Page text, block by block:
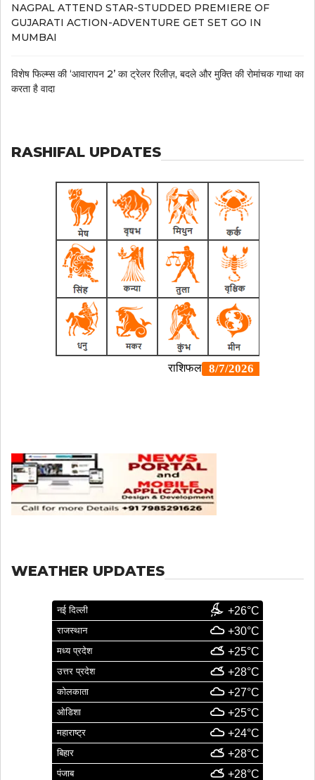
NAGPAL ATTEND STAR-STUDDED PREMIERE OF
GUJARATI ACTION-ADVENTURE GET SET GO IN
MUMBAI
विशेष फिल्म्स की ‘आवारापन 2’ का ट्रेलर रिलीज़, बदले और मुक्ति की रोमांचक गाथा का
करता है वादा
RASHIFAL UPDATES
WEATHER UPDATES
नई दिल्ली +26°C
राजस्थान +30°C
मध्य प्रदेश +25°C
उत्तर प्रदेश +28°C
कोलकाता +27°C
ओडिशा +25°C
महाराष्ट्र +24°C
बिहार +28°C
पंजाब +28°C